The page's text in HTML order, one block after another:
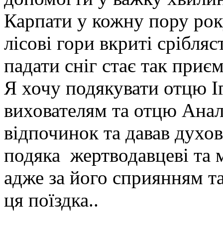
Карпати у кожну пору
лісові гори вкриті
падати сніг стає так
Я хочу подякувати отцю
вихователям та отцю
відпочинок та давав
подяка жертводавцеві
адже за його сприянням
ця поїздка..